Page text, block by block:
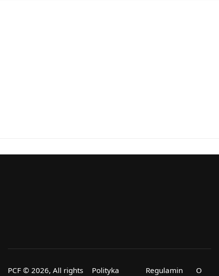
PCF © 2026, All rights Polityka Regulamin O